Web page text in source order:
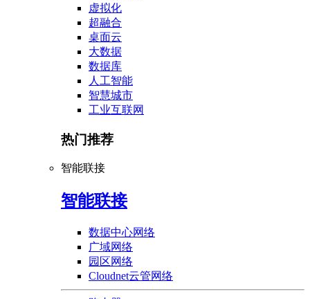
虚拟化
超融合
桌面云
大数据
数据库
人工智能
智慧城市
工业互联网
热门推荐
智能联接
智能联接
数据中心网络
广域网络
园区网络
Cloudnet云管网络